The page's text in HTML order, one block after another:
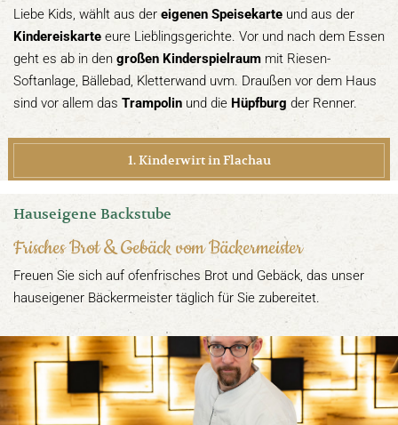
Liebe Kids, wählt aus der eigenen Speisekarte und aus der
Kindereiskarte eure Lieblingsgerichte. Vor und nach dem Essen
geht es ab in den großen Kinderspielraum mit Riesen-
Softanlage, Bällebad, Kletterwand uvm. Draußen vor dem Haus
sind vor allem das Trampolin und die Hüpfburg der Renner.
1. Kinderwirt in Flachau
Hauseigene Backstube
Frisches Brot & Gebäck vom Bäckermeister
Freuen Sie sich auf ofenfrisches Brot und Gebäck, das unser
hauseigener Bäckermeister täglich für Sie zubereitet.